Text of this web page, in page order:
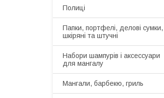
Полиці
Папки, портфелі, делові сумки,
шкіряні та штучні
Набори шампурів і аксессуари
для мангалу
Мангали, барбекю, гриль